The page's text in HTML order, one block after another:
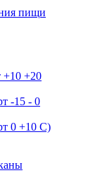
пищи
+20
-15 - 0
0 +10 С)